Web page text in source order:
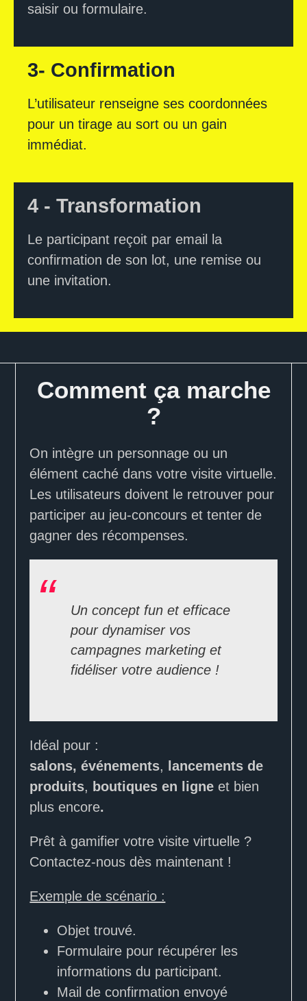
saisir ou formulaire.
3- Confirmation
L’utilisateur renseigne ses coordonnées
pour un tirage au sort ou un gain
immédiat.
4 - Transformation
Le participant reçoit par email la
confirmation de son lot, une remise ou
une invitation.
Comment ça marche
?
On intègre un personnage ou un
élément caché dans votre visite virtuelle.
Les utilisateurs doivent le retrouver pour
participer au jeu-concours et tenter de
gagner des récompenses.
Un concept fun et efficace
pour dynamiser vos
campagnes marketing et
fidéliser votre audience !
Idéal pour :
salons, événements, lancements de
produits, boutiques en ligne et bien
plus encore.
Prêt à gamifier votre visite virtuelle ?
Contactez-nous dès maintenant !
Exemple de scénario :
Objet trouvé.
Formulaire pour récupérer les
informations du participant.
Mail de confirmation envoyé